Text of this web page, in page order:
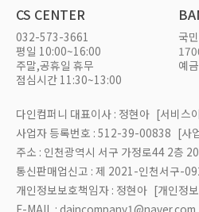
CS CENTER
032-573-3661
평일 10:00~16:00
주말,공휴일 휴무
점심시간 11:30~13:00
국
예
다인컴퍼니 대표이사 : 정현아 [서비스
사업자 등록번호 : 512-39-00838 [사
주소 : 인천광역시 서구 가정로44 2층
통신판매업신고 : 제 2021-인천서구-
개인정보보호책임자 : 정현아 [개인정